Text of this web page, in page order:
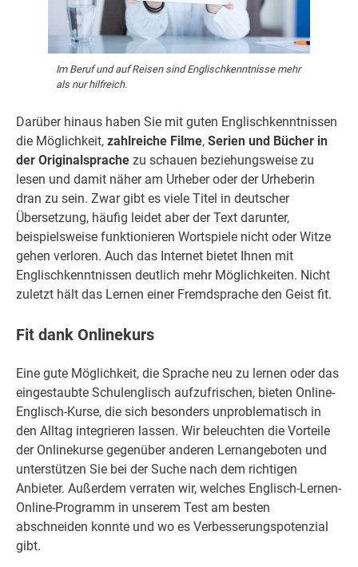
Im Beruf und auf Reisen sind Englischkenntnisse mehr
als nur hilfreich.
Darüber hinaus haben Sie mit guten Englischkenntnissen
die Möglichkeit, zahlreiche Filme, Serien und Bücher in
der Originalsprache zu schauen beziehungsweise zu
lesen und damit näher am Urheber oder der Urheberin
dran zu sein. Zwar gibt es viele Titel in deutscher
Übersetzung, häufig leidet aber der Text darunter,
beispielsweise funktionieren Wortspiele nicht oder Witze
gehen verloren. Auch das Internet bietet Ihnen mit
Englischkenntnissen deutlich mehr Möglichkeiten. Nicht
zuletzt hält das Lernen einer Fremdsprache den Geist fit.
Fit dank Onlinekurs
Eine gute Möglichkeit, die Sprache neu zu lernen oder das
eingestaubte Schulenglisch aufzufrischen, bieten Online-
Englisch-Kurse, die sich besonders unproblematisch in
den Alltag integrieren lassen. Wir beleuchten die Vorteile
der Onlinekurse gegenüber anderen Lernangeboten und
unterstützen Sie bei der Suche nach dem richtigen
Anbieter. Außerdem verraten wir, welches Englisch-Lernen-
Online-Programm in unserem Test am besten
abschneiden konnte und wo es Verbesserungspotenzial
gibt.